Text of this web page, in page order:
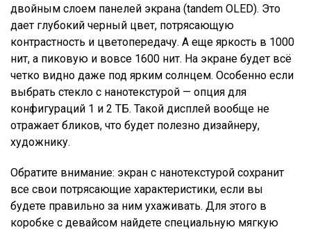
двойным слоем панелей экрана (tandem OLED). Это
дает глубокий черный цвет, потрясающую
контрастность и цветопередачу. А еще яркость в 1000
нит, а пиковую и вовсе 1600 нит. На экране будет всё
четко видно даже под ярким солнцем. Особенно если
выбрать стекло с нанотекстурой — опция для
конфигураций 1 и 2 ТБ. Такой дисплей вообще не
отражает бликов, что будет полезно дизайнеру,
художнику.
Обратите внимание: экран с нанотекстурой сохранит
все свои потрясающие характеристики, если вы
будете правильно за ним ухаживать. Для этого в
коробке с девайсом найдете специальную мягкую